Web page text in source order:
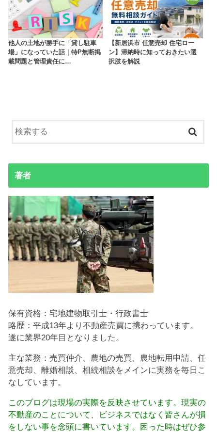
他人の土地が勝手に「貸し駐車
場」になっていた話｜特P無断掲
載問題と管理責任に…
【新居浜市 任意売却 住宅ロー
ン】滞納時に知っておきたい選
択肢を解説
著者
保有資格：宅地建物取引士・行政書士
略歴：平成13年より不動産売買に携わっています。
遂に業界20年目となりました。
主な業務：売買仲介、農地の売買、農地転用申請、任
意売却、離婚相談、相続相談をメインに実務を毎日こ
なしています。
このブログは現場の実際を反映させています。現実の
不動産のことについて、ビジネスではなく皆さんが損
をしない事を念頭に書いています。困った時はぜひ参